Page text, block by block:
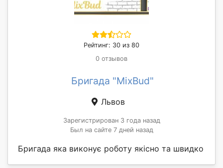
Рейтинг: 30 из 80
0 отзывов
Бригада "MixBud"
Львов
Зарегистрирован 3 года назад
Был на сайте 7 дней назад
Бригада яка виконує роботу якісно та швидко